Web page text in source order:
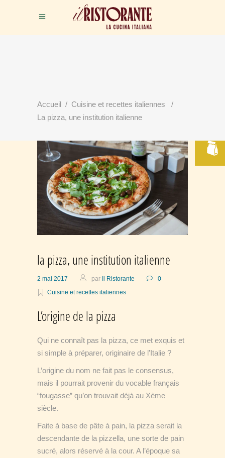
Accueil / Cuisine et recettes italiennes
/
La pizza, une institution italienne
la pizza, une institution italienne
2 mai 2017 par Il Ristorante
0
Cuisine et recettes italiennes
L’origine de la pizza
Qui ne connaît pas la pizza, ce met exquis et
si simple à préparer, originaire de l’Italie ?
L’origine du nom ne fait pas le consensus,
mais il pourrait provenir du vocable français
“fougasse” qu’on trouvait déjà au Xème
siècle.
Faite à base de pâte à pain, la pizza serait la
descendante de la pizzella, une sorte de pain
sucré, alors réservé à la cour. A l’époque sa
RÉSERVER